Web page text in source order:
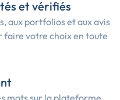
et vérifiés
aux portfolios et aux avis
faire votre choix en toute